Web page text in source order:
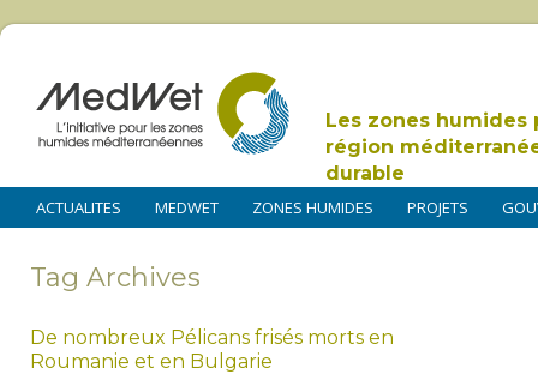
Les zones humides
région
durable
ACTUALITES MEDWET ZONES HUMIDES PROJETS
Tag Archives
De nombreux Pélicans frisés morts en
Roumanie et en Bulgarie